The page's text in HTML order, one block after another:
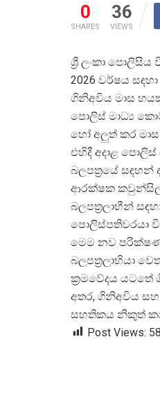
0
SHARES
36
VIEWS
ශ් රී ලංකා
2026 වර්ෂය
ගිනිඅවිය මාස
පොලිස් මාධ් ය
හෝ අලුත් කර
එහිදී අදාළ
බලපත්රයේ
ආරක්ෂක
බලපත්රලාභීන්
පොලිස්පතිවරයා
මෙම නව
බලපත්රලාභියා
ක්රමවේදය
අතර, ගිනිඅවිය
සහතිකය නිකුත්
Post Views: 58